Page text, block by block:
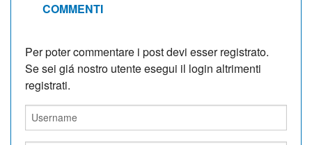
COMMENTI
Per poter commentare i post devi esser registrato.
Se sei giá nostro utente esegui il login altrimenti
registrati.